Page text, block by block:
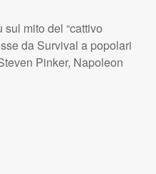
mito del “cattivo
da Survival a popolari
Pinker, Napoleon